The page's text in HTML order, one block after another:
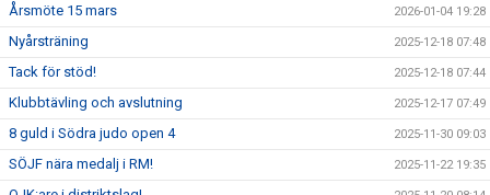
Årsmöte 15 mars 2026-01-04 19:28
Nyårsträning 2025-12-18 07:48
Tack för stöd! 2025-12-18 07:44
Klubbtävling och avslutning 2025-12-17 07:49
8 guld i Södra judo open 4 2025-11-30 09:03
SÖJF nära medalj i RM! 2025-11-22 19:35